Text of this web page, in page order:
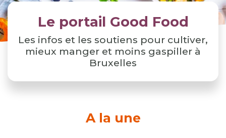
Le portail Good Food
Les infos et les soutiens pour cultiver,
mieux manger et moins gaspiller à
Bruxelles
A la une